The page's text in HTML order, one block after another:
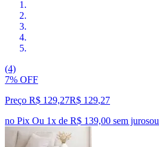
(4)
7% OFF
Preço R$ 129,27R$ 129,27
no Pix Ou 1x de R$ 139,00 sem jurosou